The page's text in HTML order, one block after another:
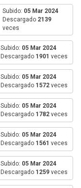
Subido: 05 Mar 2024
Descargado 2139
veces
Subido: 05 Mar 2024
Descargado 1901 veces
Subido: 05 Mar 2024
Descargado 1572 veces
Subido: 05 Mar 2024
Descargado 1782 veces
Subido: 05 Mar 2024
Descargado 1561 veces
Subido: 05 Mar 2024
Descargado 1259 veces